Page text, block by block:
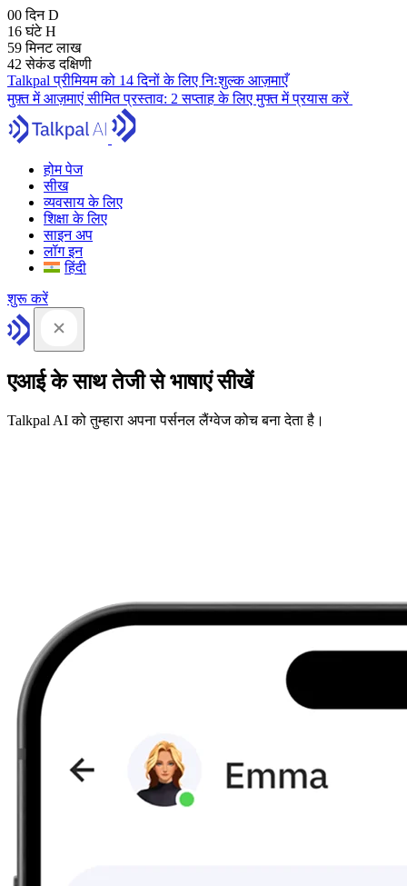
00 दिनD
16 घंटेH
59 मिनटलाख
41 सेकंडदक्षिणी
Talkpal प्रीमियम को 14 दिनों के लिए निःशुल्क आज़माएँ
मुफ़्त में आज़माएंसीमित प्रस्ताव: 2 सप्ताह के लिए मुफ्त में प्रयास करें
होम पेज
सीख
व्यवसाय के लिए
शिक्षा के लिए
साइन अप
लॉग इन
हिंदी
शुरू करें
एआई के साथ तेजी से भाषाएं सीखें
Talkpal AI को तुम्हारा अपना पर्सनल लैंग्वेज कोच बना देता है।